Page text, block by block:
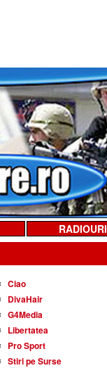
RADIOURI
Ciao
DivaHair
G4Media
Libertatea
Pro Sport
Stiri pe Surse